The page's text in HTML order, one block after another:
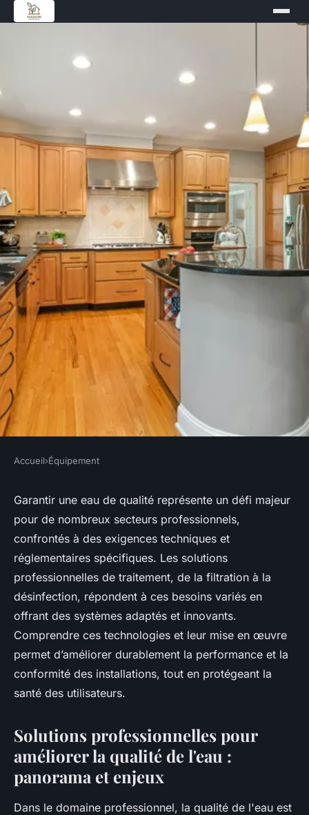
ÉQUIPEMENT
Solutions professionnelles
pour améliorer la qualité de
l'eau
Léa•17 octobre 2025• 7 min de lecture
Accueil›Équipement
Garantir une eau de qualité représente un défi majeur
pour de nombreux secteurs professionnels,
confrontés à des exigences techniques et
réglementaires spécifiques. Les solutions
professionnelles de traitement, de la filtration à la
désinfection, répondent à ces besoins variés en
offrant des systèmes adaptés et innovants.
Comprendre ces technologies et leur mise en œuvre
permet d’améliorer durablement la performance et la
conformité des installations, tout en protégeant la
santé des utilisateurs.
Solutions professionnelles pour
améliorer la qualité de l'eau :
panorama et enjeux
Dans le domaine professionnel, la qualité de l'eau est